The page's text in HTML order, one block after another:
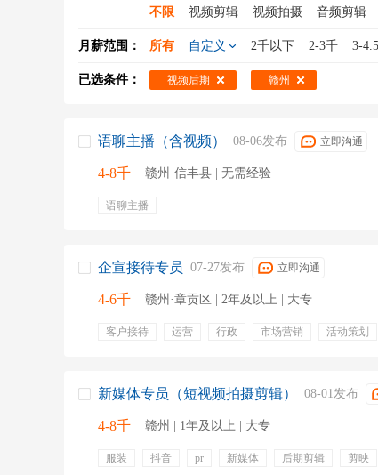
不限 视频剪辑 视频拍摄 音频剪辑
月薪范围： 所有 自定义 2千以下 2-3千 3-
已选条件： 视频后期 赣州
语聊主播（含视频） 08-06发布 立即沟通
4-8千 赣州·信丰县 | 无需经验
语聊主播
企宣接待专员 07-27发布 立即沟通
4-6千 赣州·章贡区 | 2年及以上 | 大专
客户接待 运营 行政 市场营销 活动策划
新媒体专员（短视频拍摄剪辑） 08-01发布
4-8千 赣州 | 1年及以上 | 大专
服装 抖音 pr 新媒体 后期剪辑 剪映